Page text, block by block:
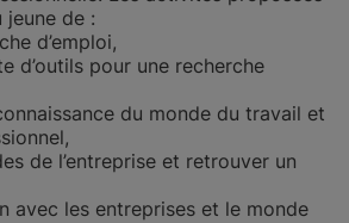
de :
d’emploi,
d’outils pour une recherche
du monde du travail et
de l’entreprise et retrouver un
avec les entreprises et le monde